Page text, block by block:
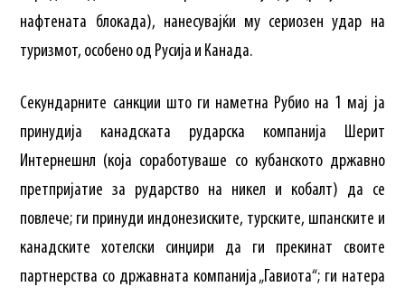
нафтената блокада), нанесувајќи му сериозен удар на
туризмот, особено од Русија и Канада.
Секундарните санкции што ги наметна Рубио на 1 мај ја
принудија канадската рударска компанија Шерит
Интернешнл (која соработуваше со кубанското државно
претпријатие за рударство на никел и кобалт) да се
повлече; ги принуди индонезиските, турските, шпанските и
канадските хотелски синџири да ги прекинат своите
партнерства со државната компанија „Гавиота“; ги натера